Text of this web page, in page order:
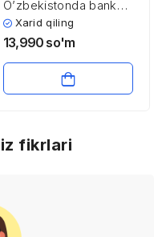
O’zbekistonda bank
tizimini
takomillashtirish
Xarid qiling
13,990 so'm
fikrlari